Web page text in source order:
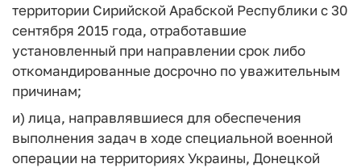
территории Сирийской Арабской Республики с 30
сентября 2015 года, отработавшие
установленный при направлении срок либо
откомандированные досрочно по уважительным
причинам;
и) лица, направлявшиеся для обеспечения
выполнения задач в ходе специальной военной
операции на территориях Украины, Донецкой